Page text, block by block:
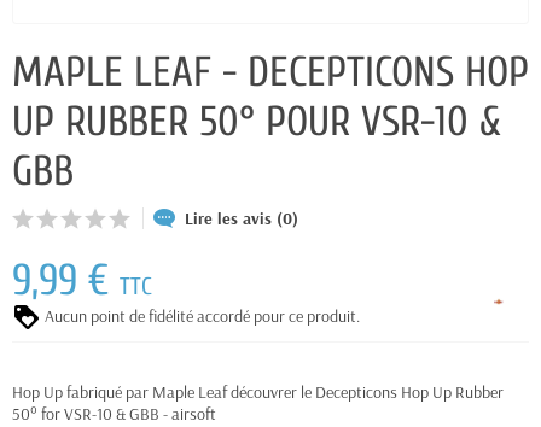
MAPLE LEAF - DECEPTICONS HOP
UP RUBBER 50° POUR VSR-10 &
GBB
Lire les avis (0)
9,99 € TTC
Aucun point de fidélité accordé pour ce produit.
Hop Up fabriqué par Maple Leaf découvrer le Decepticons Hop Up Rubber
50° for VSR-10 & GBB - airsoft